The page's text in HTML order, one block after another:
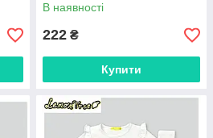
В наявності
222 ₴
Купити